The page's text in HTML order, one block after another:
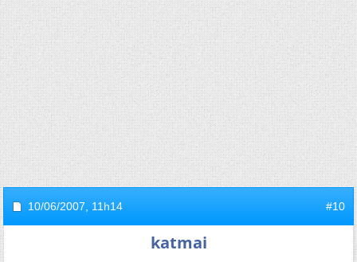
10/06/2007, 11h14 #10
katmai